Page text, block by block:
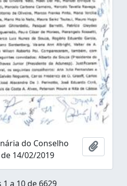
do Conselho
14/02/2019
Añadir
1 a 10 de 6629